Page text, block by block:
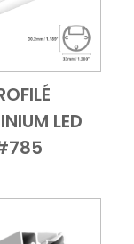
Add to Cart
Vue
LED